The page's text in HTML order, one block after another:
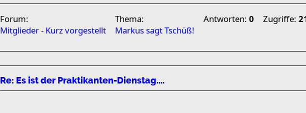
Forum:
Mitglieder - Kurz vorgestellt
Thema:
Markus sagt Tschüß!
Antworten: 0 Zugriffe:
Re: Es ist der Praktikanten-Dienstag....